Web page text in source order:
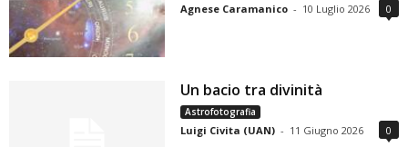
Agnese Caramanico - 10 Luglio 2026 0
Un bacio tra divinità
Astrofotografia
Luigi Civita (UAN) - 11 Giugno 2026 0